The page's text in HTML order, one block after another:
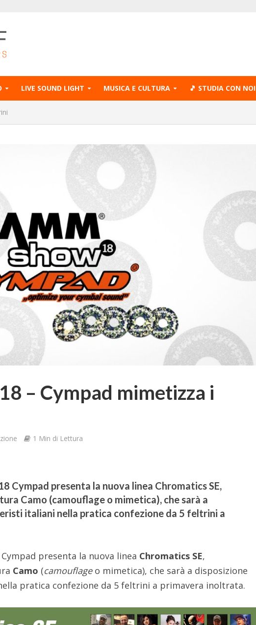
LIVE SOUND LIGHT MUSICA E CULTURA 🎵 STUDIA CON NOI
– Cympad mimetizza i
1 Min di Lettura
Cympad presenta la nuova linea Chromatics SE,
Camo (camouflage o mimetica), che sarà a
italiani nella pratica confezione da 5 feltrini a
presenta la nuova linea Chromatics SE,
Camo (camouflageo mimetica), che sarà a disposizione
pratica confezione da 5 feltrini a primavera inoltrata.